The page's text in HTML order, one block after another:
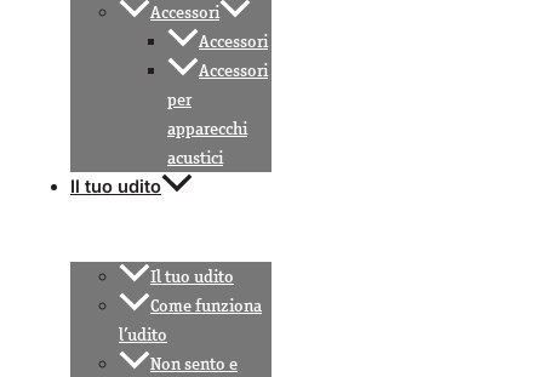
Accessori
Accessori
Accessori
per
apparecchi
acustici
Il tuo udito
Il tuo udito
Come funziona
l’udito
Non sento e